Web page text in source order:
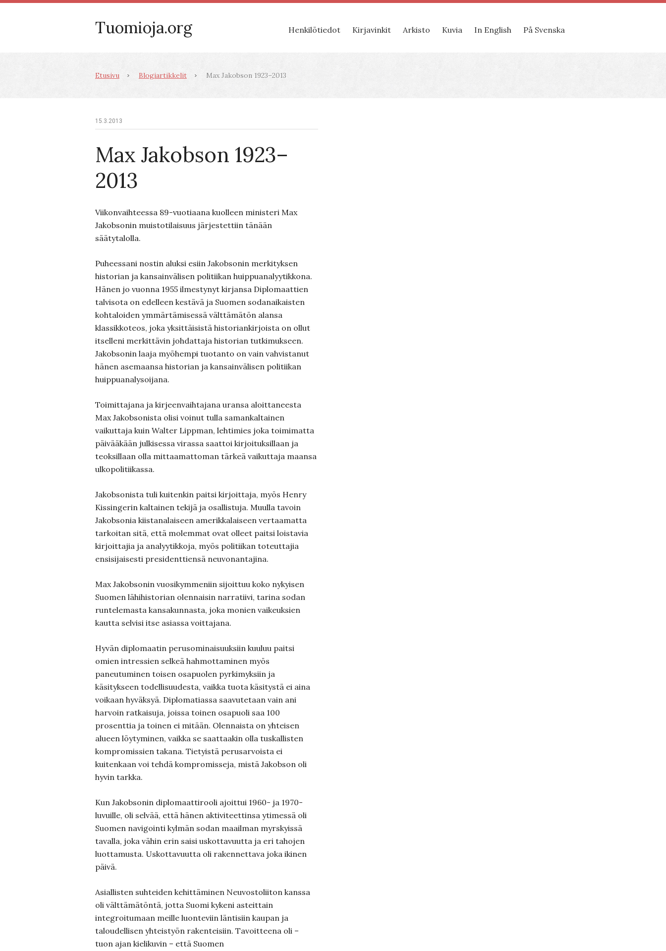
Tuomioja.org Henkilötiedot Kirjavinkit Arkisto Kuvia In English På Svenska
Etusivu Blogiartikkelit Max Jakobson 1923–2013
15.3.2013
Max Jakobson 1923–
2013
Viikonvaihteessa 89-vuotiaana kuolleen ministeri Max
Jakobsonin muistotilaisuus järjestettiin tänään
säätytalolla.
Puheessani nostin aluksi esiin Jakobsonin merkityksen
historian ja kansainvälisen politiikan huippuanalyytikkona.
Hänen jo vuonna 1955 ilmestynyt kirjansa Diplomaattien
talvisota on edelleen kestävä ja Suomen sodanaikaisten
kohtaloiden ymmärtämisessä välttämätön alansa
klassikkoteos, joka yksittäisistä historiankirjoista on ollut
itselleni merkittävin johdattaja historian tutkimukseen.
Jakobsonin laaja myöhempi tuotanto on vain vahvistanut
hänen asemaansa historian ja kansainvälisen politiikan
huippuanalysoijana.
Toimittajana ja kirjeenvaihtajana uransa aloittaneesta
Max Jakobsonista olisi voinut tulla samankaltainen
vaikuttaja kuin Walter Lippman, lehtimies joka toimimatta
päivääkään julkisessa virassa saattoi kirjoituksillaan ja
teoksillaan olla mittaamattoman tärkeä vaikuttaja maansa
ulkopolitiikassa.
Jakobsonista tuli kuitenkin paitsi kirjoittaja, myös Henry
Kissingerin kaltainen tekijä ja osallistuja. Muulla tavoin
Jakobsonia kiistanalaiseen amerikkalaiseen vertaamatta
tarkoitan sitä, että molemmat ovat olleet paitsi loistavia
kirjoittajia ja analyytikkoja, myös politiikan toteuttajia
ensisijaisesti presidenttiensä neuvonantajina.
Max Jakobsonin vuosikymmeniin sijoittuu koko nykyisen
Suomen lähihistorian olennaisin narratiivi, tarina sodan
runtelemasta kansakunnasta, joka monien vaikeuksien
kautta selvisi itse asiassa voittajana.
Hyvän diplomaatin perusominaisuuksiin kuuluu paitsi
omien intressien selkeä hahmottaminen myös
paneutuminen toisen osapuolen pyrkimyksiin ja
käsitykseen todellisuudesta, vaikka tuota käsitystä ei aina
voikaan hyväksyä. Diplomatiassa saavutetaan vain ani
harvoin ratkaisuja, joissa toinen osapuoli saa 100
prosenttia ja toinen ei mitään. Olennaista on yhteisen
alueen löytyminen, vaikka se saattaakin olla tuskallisten
kompromissien takana. Tietyistä perusarvoista ei
kuitenkaan voi tehdä kompromisseja, mistä Jakobson oli
hyvin tarkka.
Kun Jakobsonin diplomaattirooli ajoittui 1960- ja 1970-
luvuille, oli selvää, että hänen aktiviteettinsa ytimessä oli
Suomen navigointi kylmän sodan maailman myrskyissä
tavalla, joka vähin erin saisi uskottavuutta ja eri tahojen
luottamusta. Uskottavuutta oli rakennettava joka ikinen
päivä.
Asiallisten suhteiden kehittäminen Neuvostoliiton kanssa
oli välttämätöntä, jotta Suomi kykeni asteittain
integroitumaan meille luonteviin läntisiin kaupan ja
taloudellisen yhteistyön rakenteisiin. Tavoitteena oli –
tuon ajan kielikuvin – että Suomen